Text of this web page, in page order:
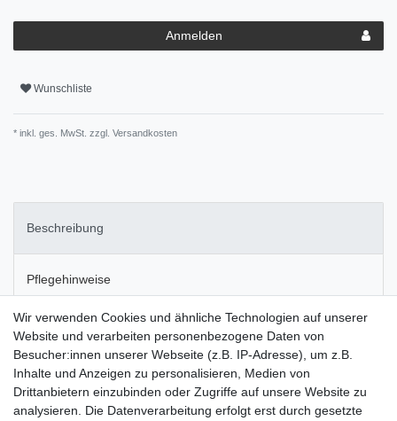
Anmelden
Wunschliste
* inkl. ges. MwSt. zzgl. Versandkosten
Beschreibung
Pflegehinweise
Artikel-Details
Der Dekolackdraht in rosa hat einen Durchmesser von 0,30
Millimetern und eine Länge von 160 Metern. Er ist auf eine
Wir verwenden Cookies und ähnliche Technologien auf unserer
Website und verarbeiten personenbezogene Daten von
Besucher:innen unserer Webseite (z.B. IP-Adresse), um z.B.
Inhalte und Anzeigen zu personalisieren, Medien von
Drittanbietern einzubinden oder Zugriffe auf unsere Website zu
analysieren. Die Datenverarbeitung erfolgt erst durch gesetzte